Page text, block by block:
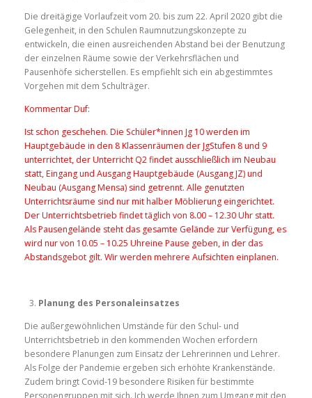
Die dreitägige Vorlaufzeit vom 20. bis zum 22. April 2020 gibt die
Gelegenheit, in den Schulen Raumnutzungskonzepte zu
entwickeln, die einen ausreichenden Abstand bei der Benutzung
der einzelnen Räume sowie der Verkehrsflächen und
Pausenhöfe sicherstellen. Es empfiehlt sich ein abgestimmtes
Vorgehen mit dem Schulträger.
Kommentar Duf:
Ist schon geschehen. Die Schüler*innen Jg 10 werden im
Hauptgebäude in den 8 Klassenräumen der JgStufen 8 und 9
unterrichtet, der Unterricht Q2 findet ausschließlich im Neubau
statt, Eingang und Ausgang Hauptgebäude (Ausgang JZ) und
Neubau (Ausgang Mensa) sind getrennt. Alle genutzten
Unterrichtsräume sind nur mit halber Möblierung eingerichtet.
Der Unterrichtsbetrieb findet täglich von 8.00 – 12.30 Uhr statt.
Als Pausengelände steht das gesamte Gelände zur Verfügung, es
wird nur von 10.05 – 10.25 Uhreine Pause geben, in der das
Abstandsgebot gilt. Wir werden mehrere Aufsichten einplanen.
Planung des Personaleinsatzes
Die außergewöhnlichen Umstände für den Schul- und
Unterrichtsbetrieb in den kommenden Wochen erfordern
besondere Planungen zum Einsatz der Lehrerinnen und Lehrer.
Als Folge der Pandemie ergeben sich erhöhte Krankenstände.
Zudem bringt Covid-19 besondere Risiken für bestimmte